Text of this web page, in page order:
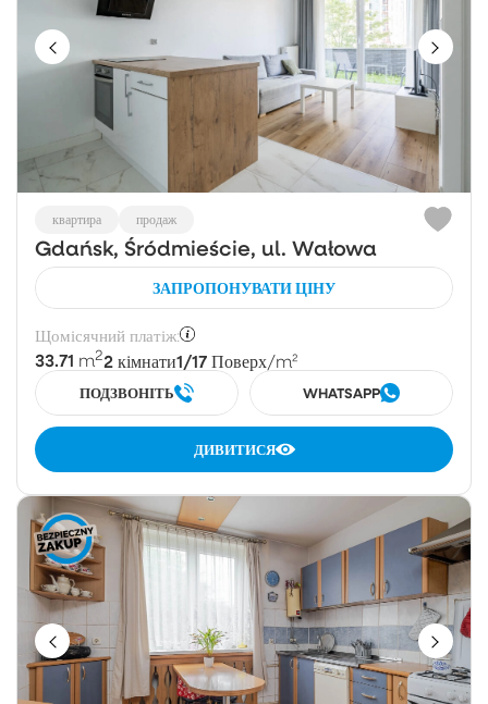
квартира продаж
Gdańsk, Śródmieście, ul. Wałowa
ЗАПРОПОНУВАТИ ЦІНУ
Щомісячний платіж:
33.71 m22 кімнати1/17 Поверх/m²
ПОДЗВОНІТЬ WHATSAPP
ДИВИТИСЯ